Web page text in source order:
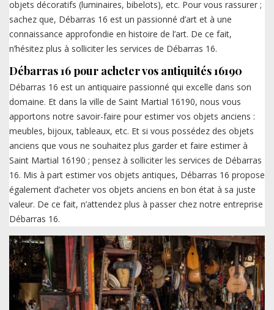
objets décoratifs (luminaires, bibelots), etc. Pour vous rassurer ;
sachez que, Débarras 16 est un passionné d’art et à une
connaissance approfondie en histoire de l’art. De ce fait,
n’hésitez plus à solliciter les services de Débarras 16.
Débarras 16 pour acheter vos antiquités 16190
Débarras 16 est un antiquaire passionné qui excelle dans son
domaine. Et dans la ville de Saint Martial 16190, nous vous
apportons notre savoir-faire pour estimer vos objets anciens :
meubles, bijoux, tableaux, etc. Et si vous possédez des objets
anciens que vous ne souhaitez plus garder et faire estimer à
Saint Martial 16190 ; pensez à solliciter les services de Débarras
16. Mis à part estimer vos objets antiques, Débarras 16 propose
également d’acheter vos objets anciens en bon état à sa juste
valeur. De ce fait, n’attendez plus à passer chez notre entreprise
Débarras 16.